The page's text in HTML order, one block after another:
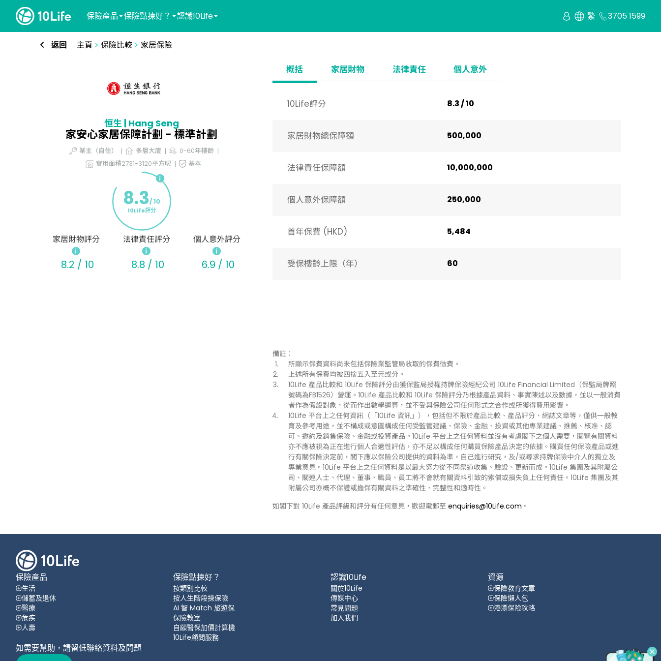
保險產品 保險點揀好？ 認識10Life 繁 3705 1599
返回 主頁 > 保險比較> 家居保險
恒生 | Hang Seng
家安心家居保障計劃 - 標準計劃
業主（自住） 多層大廈
0-60年樓齡
實用面積2731-3120平方呎
基本
8.3/ 10
10Life評分
家居財物評分
8.2 / 10
法律責任評分
8.8 / 10
個人意外評分
6.9 / 10
概括 家居財物 法律責任 個人意外
10Life評分 8.3 / 10
家居財物總保障額 500,000
法律責任保障額 10,000,000
個人意外保障額 250,000
首年保費 (HKD) 5,484
受保樓齡上限（年）​ 60
備註：
所顯示保費資料尚未包括保險業監管局收取的保費徵費。
上述所有保費均被四捨五入至元或分。
10Life 產品比較和 10Life 保險評分由獲保監局授權持牌保險經紀公司 10Life Financial Limited（保監局牌照
號碼為FB1526）營運。10Life 產品比較和 10Life 保險評分乃根據產品資料、事實陳述以及數據，並以一般消費
者作為假設對象，從而作出數學運算，並不受與保險公司任何形式之合作或所獲得費用影響。
10Life 平台上之任何資訊（「10Life 資訊」），包括但不限於產品比較、產品評分、網誌文章等，僅供一般教
育及參考用途，並不構成或意圖構成任何受監管建議、保險、金融、投資或其他專業建議、推薦、核准、認
可、邀約及銷售保險、金融或投資產品。10Life 平台上之任何資料並沒有考慮閣下之個人需要，閱覽有關資料
亦不應被視為正在進行個人合適性評估，亦不足以構成任何購買保險產品決定的依據。購買任何保險產品或進
行有關保險決定前，閣下應以保險公司提供的資料為準，自己進行研究，及/或尋求持牌保險中介人的獨立及
專業意見。10Life 平台上之任何資料是以最大努力從不同渠道收集、驗證、更新而成。10Life 集團及其附屬公
司、關連人士、代理、董事、職員、員工將不會就有關資料引致的索償或損失負上任何責任。10Life 集團及其
附屬公司亦概不保證或擔保有關資料之準確性、完整性和適時性。
如閣下對 10Life 產品評級和評分有任何意見，歡迎電郵至 enquiries@10Life.com 。
保險產品
生活
儲蓄及退休
醫療
危疾
人壽
保險點揀好？
按類別比較
按人生階段揀保險
AI 智 Match 旅遊保
保險教室
自願醫保加價計算機
10Life顧問服務
認識10Life
關於10Life
傳媒中心
常見問題
加入我們
資源
保險教育文章
保險懶人包
港漂保险攻略
如需要幫助，請留低聯絡資料及問題